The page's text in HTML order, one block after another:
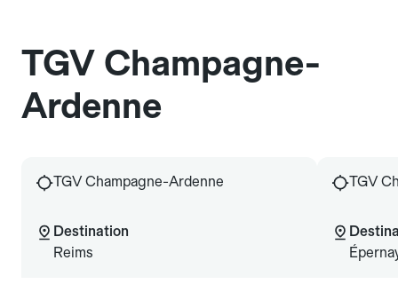
TGV Champagne-
Ardenne
TGV Champagne-Ardenne
Destination
Reims
TGV